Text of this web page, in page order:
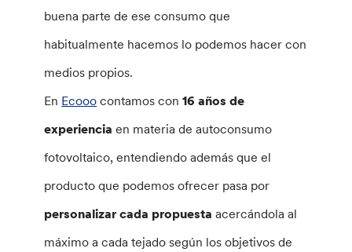
buena parte de ese consumo que
habitualmente hacemos lo podemos hacer con
medios propios.
En Ecooo contamos con16 años de
experienciaen materia de autoconsumo
fotovoltaico, entendiendo además que el
producto que podemos ofrecer pasa por
personalizar cada propuestaacercándola al
máximo a cada tejado según los objetivos de